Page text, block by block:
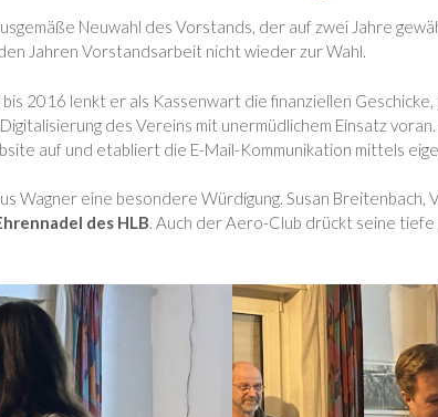
Neuwahl des Vorstands, der auf zwei Jahre
Jahren Vorstandsarbeit nicht wieder zur Wahl.
2016 lenkt er als Kassenwart die finanziellen
des Vereins mit unermüdlichem Einsatz
auf und etabliert die E-Mail-Kommunikation mittels
Wagner eine besondere Würdigung. Susan Breitenbach,
des HLB. Auch der Aero-Club drückt seine